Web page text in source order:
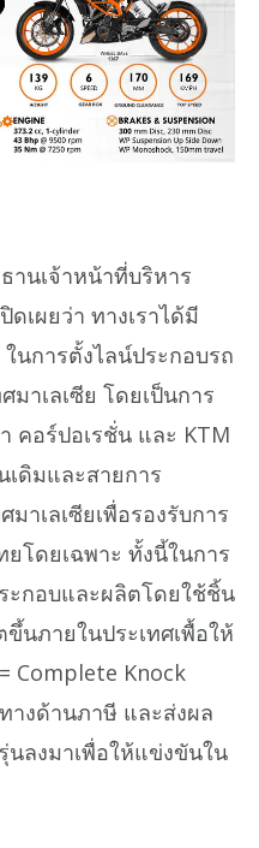
นเจ้าหน้าที่บริหาร
เผยว่า ทางเราได้มี
นการตั้งไลน์ประกอบรถ
มาเลเซีย โดยเป็นการ
คอร์ปอเรชั่น และ KTM
เดิมและสายการ
าเลเซียเพื่อรองรับการ
โดยเฉพาะ ทั้งนี้ในการ
ะกอบและผลิตโดยใช้ชิ้น
นภายในประเทศเพื้อให้
Complete Knock
างด้านภาษี และส่งผล
นลงมาเพื่อให้แข่งขันใน